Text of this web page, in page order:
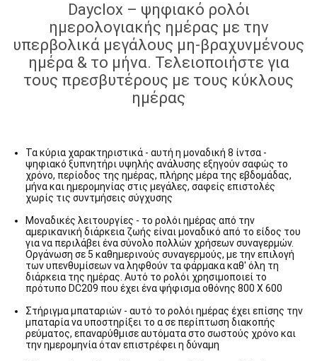
Dayclox – ψηφιακό ρολόι
ημερολογιακής ημέρας με την
υπερβολικά μεγάλους μη-βραχυνμένους
ημέρα & το μήνα. Τελειοποιήστε για
τους πρεσβυτέρους με τους κύκλους
ημέρας
Τα κύρια χαρακτηριστικά - αυτή η μοναδική 8 ίντσα -
ψηφιακό ξυπνητήρι υψηλής ανάλυσης εξηγούν σαφώς το
χρόνο, περίοδος της ημέρας, πλήρης μέρα της εβδομάδας,
μήνα και ημερομηνίας στις μεγάλες, σαφείς επιστολές
χωρίς τις συντμήσεις σύγχυσης
Μοναδικές λειτουργίες - το ρολόι ημέρας από την
αμερικανική διάρκεια ζωής είναι μοναδικό από το είδος του
για να περιλάβει ένα σύνολο πολλών χρήσεων συναγερμών.
Οργάνωση σε 5 καθημερινούς συναγερμούς, με την επιλογή
των υπενθυμίσεων να ληφθούν τα φάρμακα καθ' όλη τη
διάρκεια της ημέρας. Αυτό το ρολόι χρησιμοποιεί το
πρότυπο DC209 που έχει ένα ψήφισμα οθόνης 800 X 600
Στήριγμα μπαταριών - αυτό το ρολόι ημέρας έχει επίσης την
μπαταρία να υποστηρίξει το α σε περίπτωση διακοπής
ρεύματος, επαναρύθμισε αυτόματα στο σωστούς χρόνο και
την ημερομηνία όταν επιστρέφει η δύναμη